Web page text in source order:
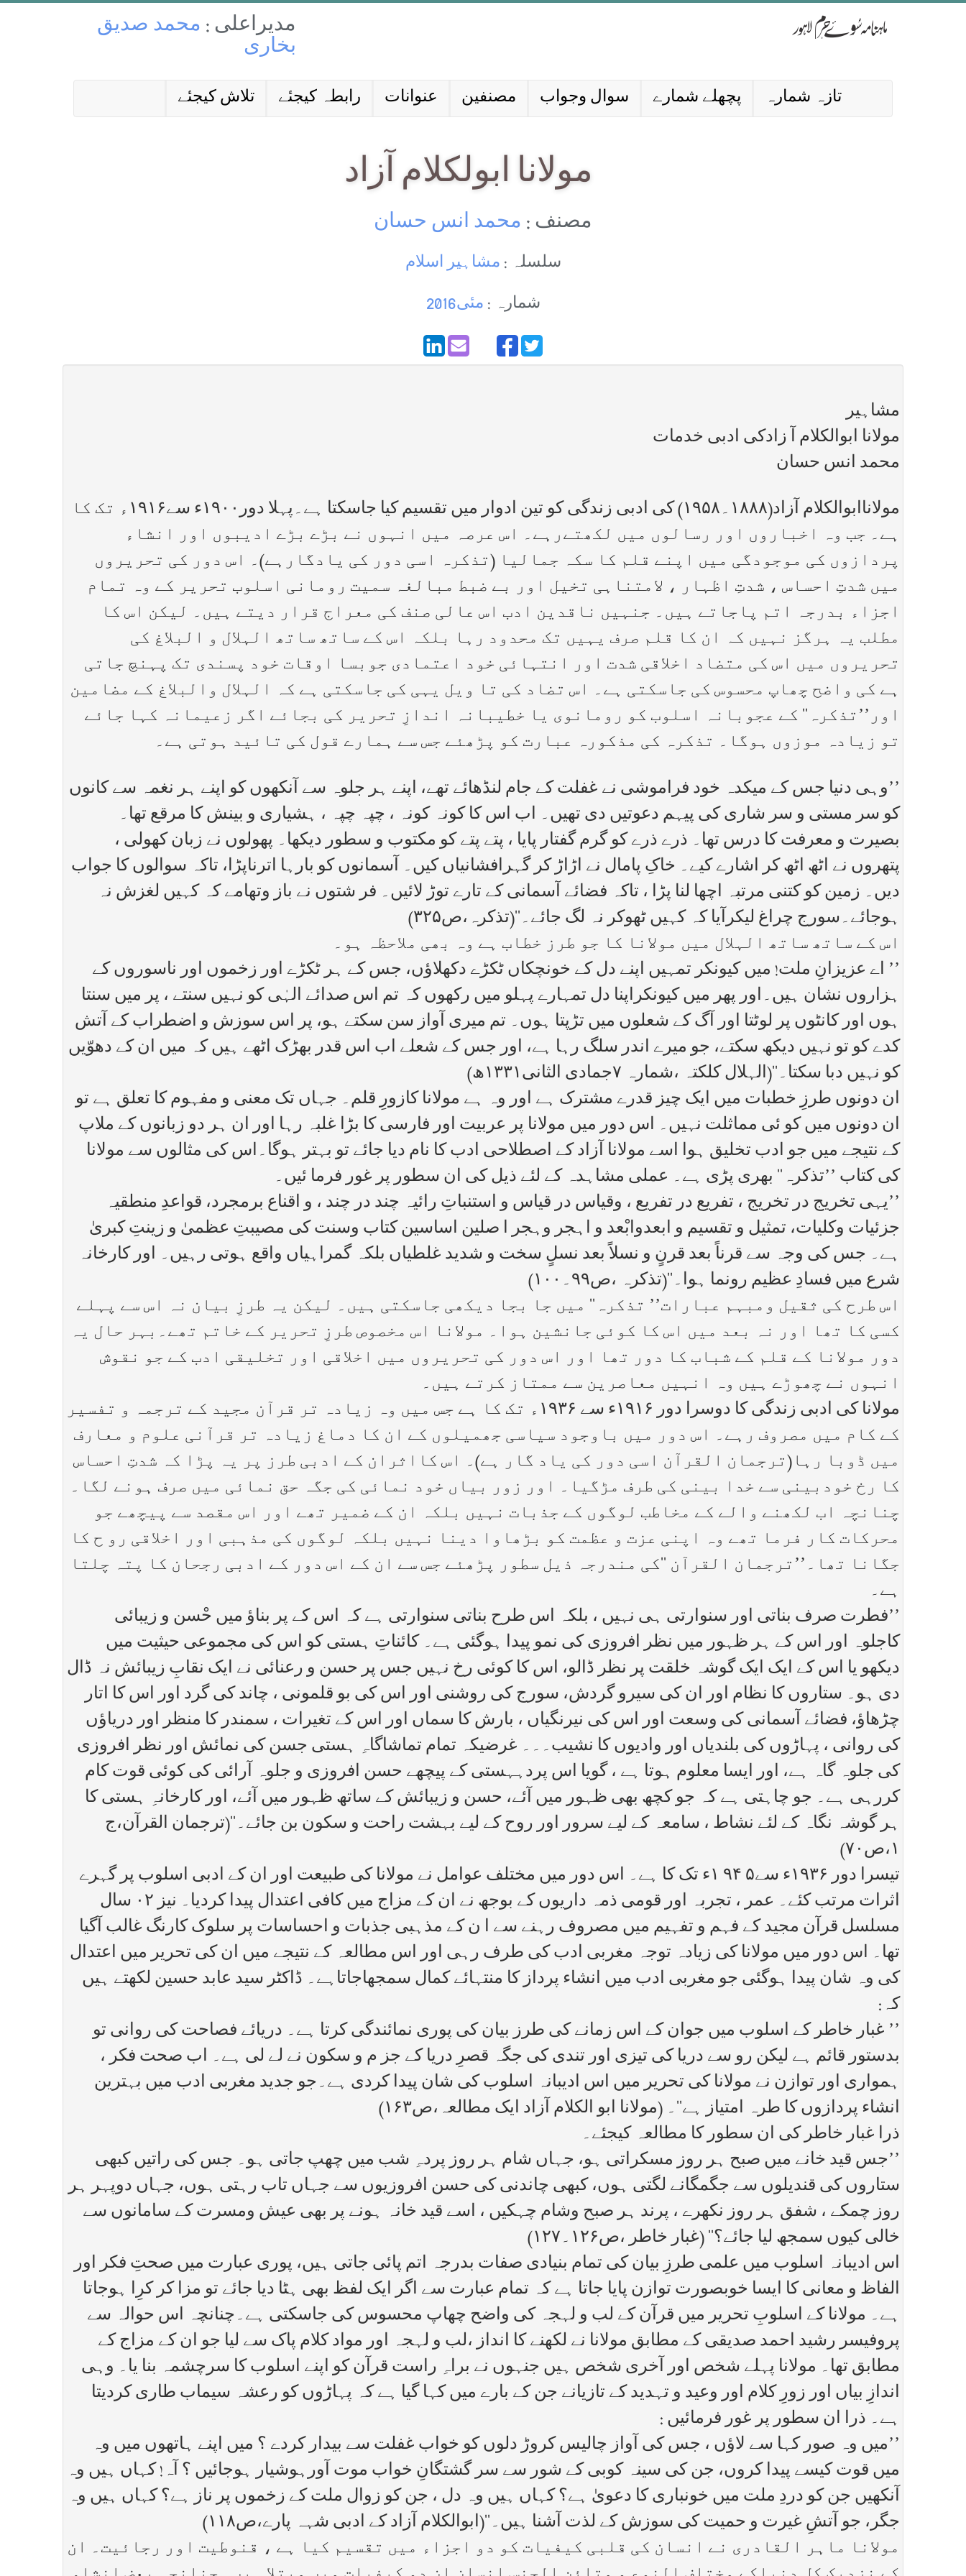
مدیراعلی : محمد صدیق
بخاری
تلاش کیجئے رابطہ کیجئے عنوانات مصنفین سوال وجواب پچھلے شمارے تازہ شمارہ
مولانا ابولکلام آزاد
مصنف : محمد انس حسان
سلسلہ : مشاہیر اسلام
شمارہ : مئی2016
مشاہیر
مولانا ابوالکلام آ زادکی ادبی خدمات
محمد انس حسان
مولاناابوالکلام آزاد(۱۸۸۸۔۱۹۵۸) کی ادبی زندگی کو تین ادوار میں تقسیم کیا جاسکتا ہے۔پہلا دور۱۹۰۰ء سے۱۹۱۶ء تک کا
ہے۔ جب وہ اخباروں اور رسالوں میں لکھتےرہے۔ اس عرصہ میں انہوں نے بڑے بڑے ادیبوں اور انشاء
پردازوں کی موجودگی میں اپنے قلم کا سکہ جمالیا (تذکرہ اسی دور کی یادگارہے)۔ اس دور کی تحریروں
میں شدتِ احساس ، شدتِ اظہار ، لامتناہی تخیل اور بے ضبط مبالغہ سمیت رومانی اسلوب تحریر کے وہ تمام
اجزاء بدرجہ اتم پاجاتے ہیں۔ جنہیں ناقدین ادب اس عالی صنف کی معراج قرار دیتے ہیں۔ لیکن اس کا
مطلب یہ ہرگز نہیں کہ ان کا قلم صرف یہیں تک محدود رہا بلکہ اس کے ساتھ ساتھ الہلال و البلاغ کی
تحریروں میں اس کی متضاد اخلاقی شدت اور انتہائی خود اعتمادی جوبسا اوقات خود پسندی تک پہنچ جاتی
ہے کی واضح چھاپ محسوس کی جاسکتی ہے۔ اس تضاد کی تا ویل یہی کی جاسکتی ہے کہ الہلال والبلاغ کے مضامین
اور’’تذکرہ‘‘ کے عجوبانہ اسلوب کو رومانوی یا خطیبانہ اندازِ تحریر کی بجائے اگر زعیمانہ کہا جائے
تو زیادہ موزوں ہوگا۔ تذکرہ کی مذکورہ عبارت کو پڑھئے جس سے ہمارے قول کی تائید ہوتی ہے۔
’’وہی دنیا جس کے میکدہ خود فراموشی نے غفلت کے جام لنڈھائے تھے، اپنے ہر جلوہ سے آنکھوں کو اپنے ہر نغمہ سے کانوں
کو سر مستی و سر شاری کی پیہم دعوتیں دی تھیں۔ اب اس کا کونہ کونہ ، چپہ چپہ ، ہشیاری و بینش کا مرقع تھا۔
بصیرت و معرفت کا درس تھا۔ ذرے ذرے کو گرم گفتار پایا ، پتے پتے کو مکتوب و سطور دیکھا۔ پھولوں نے زبان کھولی ،
پتھروں نے اٹھ اٹھ کر اشارے کیے۔ خاکِ پامال نے اڑاڑ کر گہرافشانیاں کیں۔ آسمانوں کو بارہا اترناپڑا، تاکہ سوالوں کا جواب
دیں۔ زمین کو کتنی مرتبہ اچھا لنا پڑا ، تاکہ فضائے آسمانی کے تارے توڑ لائیں۔ فر شتوں نے باز وتھامے کہ کہیں لغزش نہ
ہوجائے۔سورج چراغ لیکرآیا کہ کہیں ٹھوکر نہ لگ جائے۔‘‘(تذکرہ،ص۳۲۵)
اس کے ساتھ ساتھ الہلال میں مولانا کا جو طرز خطاب ہے وہ بھی ملاحظہ ہو۔
’’ اے عزیزانِ ملت! میں کیونکر تمہیں اپنے دل کے خونچکاں ٹکڑے دکھلاؤں، جس کے ہر ٹکڑے اور زخموں اور ناسوروں کے
ہزاروں نشان ہیں۔اور پھر میں کیونکراپنا دل تمہارے پہلو میں رکھوں کہ تم اس صدائے الہٰی کو نہیں سنتے ، پر میں سنتا
ہوں اور کانٹوں پر لوٹتا اور آگ کے شعلوں میں تڑپتا ہوں۔ تم میری آواز سن سکتے ہو، پر اس سوزش و اضطراب کے آتش
کدے کو تو نہیں دیکھ سکتے، جو میرے اندر سلگ رہا ہے، اور جس کے شعلے اب اس قدر بھڑک اٹھے ہیں کہ میں ان کے دھوّیں
کو نہیں دبا سکتا۔‘‘(الہلال کلکتہ ،شمارہ ۷جمادی الثانی۱۳۳۱ھ)
ان دونوں طرزِ خطبات میں ایک چیز قدرے مشترک ہے اور وہ ہے مولانا کازورِ قلم۔ جہاں تک معنی و مفہوم کا تعلق ہے تو
ان دونوں میں کو ئی مماثلت نہیں۔ اس دور میں مولانا پر عربیت اور فارسی کا بڑا غلبہ رہا اور ان ہر دو زبانوں کے ملاپ
کے نتیجے میں جو ادب تخلیق ہوا اسے مولانا آزاد کے اصطلاحی ادب کا نام دیا جائے تو بہتر ہوگا۔اس کی مثالوں سے مولانا
کی کتاب ’’تذکرہ‘‘ بھری پڑی ہے۔ عملی مشاہدہ کے لئے ذیل کی ان سطور پر غور فرما ئیں۔
’’یہی تخریج در تخریج ، تفریع در تفریع ، وقیاس در قیاس و استنباتِ رائیہ چند در چند ، و اقناع برمجرد، قواعدِ منطقیہ
جزئیات وکلیات، تمثیل و تقسیم و ابعدوابْعد و اہجر وہجر ا صلین اساسین کتاب وسنت کی مصیبتِ عظمیٰ و زینتِ کبریٰ
ہے۔ جس کی وجہ سے قرناً بعد قرنٍ و نسلاً بعد نسلٍ سخت و شدید غلطیاں بلکہ گمراہیاں واقع ہوتی رہیں۔ اور کارخانہ
شرع میں فسادِ عظیم رونما ہوا۔‘‘(تذکرہ ،ص۹۹۔۱۰۰)
اس طرح کی ثقیل ومبہم عبارات’’ تذکرہ‘‘ میں جا بجا دیکھی جاسکتی ہیں۔ لیکن یہ طرزِ بیان نہ اس سے پہلے
کسی کا تھا اور نہ بعد میں اس کا کوئی جانشین ہوا۔ مولانا اس مخصوص طرزِ تحریر کے خاتم تھے۔بہر حال یہ
دور مولانا کے قلم کے شباب کا دور تھا اور اس دور کی تحریروں میں اخلاقی اور تخلیقی ادب کے جو نقوش
انہوں نے چھوڑے ہیں وہ انہیں معاصرین سے ممتاز کرتے ہیں۔
مولانا کی ادبی زندگی کا دوسرا دور ۱۹۱۶ء سے ۱۹۳۶ء تک کا ہے جس میں وہ زیادہ تر قرآن مجید کے ترجمہ و تفسیر
کے کام میں مصروف رہے۔ اس دور میں باوجود سیاسی جھمیلوں کے ان کا دماغ زیادہ تر قرآنی علوم و معارف
میں ڈوبا رہا(ترجمان القرآن اسی دور کی یاد گار ہے)۔ اس کااثران کے ادبی طرز پر یہ پڑا کہ شدتِ احساس
کا رخ خودبینی سے خدا بینی کی طرف مڑگیا۔ اور زور بیاں خود نمائی کی جگہ حق نمائی میں صرف ہونے لگا۔
چنانچہ اب لکھنے والے کے مخاطب لوگوں کے جذبات نہیں بلکہ ان کے ضمیر تھے اور اس مقصد سے پیچھے جو
محرکات کار فرما تھے وہ اپنی عزت و عظمت کو بڑھاوا دینا نہیں بلکہ لوگوں کی مذہبی اور اخلاقی رو ح کا
جگانا تھا۔’’ترجمان القرآن ‘‘کی مندرجہ ذیل سطور پڑھئے جس سے ان کے اس دور کے ادبی رجحان کا پتہ چلتا
ہے۔
’’فطرت صرف بناتی اور سنوارتی ہی نہیں ، بلکہ اس طرح بناتی سنوارتی ہے کہ اس کے پر بناؤ میں حْسن و زیبائی
کاجلوہ اور اس کے ہر ظہور میں نظر افروزی کی نمو پیدا ہوگئی ہے۔ کائناتِ ہستی کو اس کی مجموعی حیثیت میں
دیکھو یا اس کے ایک ایک گوشہ خلقت پر نظر ڈالو، اس کا کوئی رخ نہیں جس پر حسن و رعنائی نے ایک نقابِ زیبائش نہ ڈال
دی ہو۔ ستاروں کا نظام اور ان کی سیرو گردش، سورج کی روشنی اور اس کی بو قلمونی ، چاند کی گرد اور اس کا اتار
چڑھاؤ، فضائے آسمانی کی وسعت اور اس کی نیرنگیاں ، بارش کا سماں اور اس کے تغیرات ، سمندر کا منظر اور دریاؤں
کی روانی ، پہاڑوں کی بلندیاں اور وادیوں کا نشیب۔۔۔ غرضیکہ تمام تماشاگاہِ ہستی جسن کی نمائش اور نظر افروزی
کی جلوہ گاہ ہے، اور ایسا معلوم ہوتا ہے ، گویا اس پردہہستی کے پیچھے حسن افروزی و جلوہ آرائی کی کوئی قوت کام
کررہی ہے۔ جو چاہتی ہے کہ جو کچھ بھی ظہور میں آئے، حسن و زیبائش کے ساتھ ظہور میں آئے، اور کارخانہِ ہستی کا
ہر گوشہ نگاہ کے لئے نشاط ، سامعہ کے لیے سرور اور روح کے لیے بہشت راحت و سکون بن جائے۔‘‘(ترجمان القرآن،ج
۱،ص۷۰)
تیسرا دور ۱۹۳۶ء سے۵ ۹۴ ۱ء تک کا ہے۔ اس دور میں مختلف عوامل نے مولانا کی طبیعت اور ان کے ادبی اسلوب پر گہرے
اثرات مرتب کئے۔ عمر ، تجربہ اور قومی ذمہ داریوں کے بوجھ نے ان کے مزاج میں کافی اعتدال پیدا کردیا۔ نیز ۰۲ سال
مسلسل قرآن مجید کے فہم و تفہیم میں مصروف رہنے سے ا ن کے مذہبی جذبات و احساسات پر سلوک کارنگ غالب آگیا
تھا۔ اس دور میں مولانا کی زیادہ توجہ مغربی ادب کی طرف رہی اور اس مطالعہ کے نتیجے میں ان کی تحریر میں اعتدال
کی وہ شان پیدا ہوگئی جو مغربی ادب میں انشاء پرداز کا منتہائے کمال سمجھاجاتاہے۔ ڈاکٹر سید عابد حسین لکھتے ہیں
کہ:
’’ غبار خاطر کے اسلوب میں جوان کے اس زمانے کی طرز بیان کی پوری نمائندگی کرتا ہے۔ دریائے فصاحت کی روانی تو
بدستور قائم ہے لیکن رو سے دریا کی تیزی اور تندی کی جگہ قصرِ دریا کے جز م و سکون نے لے لی ہے۔ اب صحت فکر ،
ہمواری اور توازن نے مولانا کی تحریر میں اس ادیبانہ اسلوب کی شان پیدا کردی ہے۔جو جدید مغربی ادب میں بہترین
انشاء پردازوں کا طرہ امتیاز ہے‘‘۔ (مولانا ابو الکلام آزاد ایک مطالعہ،ص۱۶۳)
ذرا غبار خاطر کی ان سطور کا مطالعہ کیجئے۔
’’جس قید خانے میں صبح ہر روز مسکراتی ہو، جہاں شام ہر روز پردہِ شب میں چھپ جاتی ہو۔ جس کی راتیں کبھی
ستاروں کی قندیلوں سے جگمگانے لگتی ہوں، کبھی چاندنی کی حسن افروزیوں سے جہاں تاب رہتی ہوں، جہاں دوپہر ہر
روز چمکے ، شفق ہر روز نکھرے ، پرند ہر صبح وشام چہکیں ، اسے قید خانہ ہونے پر بھی عیش ومسرت کے سامانوں سے
خالی کیوں سمجھ لیا جائے؟‘‘ (غبار خاطر ،ص۱۲۶۔۱۲۷)
اس ادیبانہ اسلوب میں علمی طرزِ بیان کی تمام بنیادی صفات بدرجہ اتم پائی جاتی ہیں، پوری عبارت میں صحتِ فکر اور
الفاظ و معانی کا ایسا خوبصورت توازن پایا جاتا ہے کہ تمام عبارت سے اگر ایک لفظ بھی ہٹا دیا جائے تو مزا کر کرِا ہوجاتا
ہے۔ مولانا کے اسلوبِ تحریر میں قرآن کے لب و لہجہ کی واضح چھاپ محسوس کی جاسکتی ہے۔چنانچہ اس حوالہ سے
پروفیسر رشید احمد صدیقی کے مطابق مولانا نے لکھنے کا انداز ،لب و لہجہ اور مواد کلام پاک سے لیا جو ان کے مزاج کے
مطابق تھا۔ مولانا پہلے شخص اور آخری شخص ہیں جنہوں نے براہِ راست قرآن کو اپنے اسلوب کا سرچشمہ بنا یا۔ وہی
اندازِ بیاں اور زورِ کلام اور وعید و تہدید کے تازیانے جن کے بارے میں کہا گیا ہے کہ پہاڑوں کو رعشہ سیماب طاری کردیتا
ہے۔ ذرا ان سطور پر غور فرمائیں :
’’میں وہ صور کہا سے لاؤں ، جس کی آواز چالیس کروڑ دلوں کو خواب غفلت سے بیدار کردے ؟ میں اپنے ہاتھوں میں وہ
میں قوت کیسے پیدا کروں، جن کی سینہ کوبی کے شور سے سر گشتگانِ خواب موت آورہوشیار ہوجائیں ؟ آہ! کہاں ہیں وہ
آنکھیں جن کو دردِ ملت میں خونباری کا دعویٰ ہے؟ کہاں ہیں وہ دل ، جن کو زوال ملت کے زخموں پر ناز ہے؟ کہاں ہیں وہ
جگر، جو آتشِ غیرت و حمیت کی سوزش کے لذت آشنا ہیں۔‘‘(ابوالکلام آزاد کے ادبی شہہ پارے،ص۱۱۸)
مولانا ماہر القادری نے انسان کی قلبی کیفیات کو دو اجزاء میں تقسیم کیا ہے ، قنوطیت اور رجائیت۔ ان